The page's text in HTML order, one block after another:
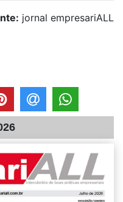
jornal empresariALL